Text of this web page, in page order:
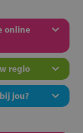
online
regio
jou?